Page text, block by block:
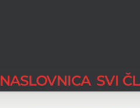
NASLOVNICA SVI